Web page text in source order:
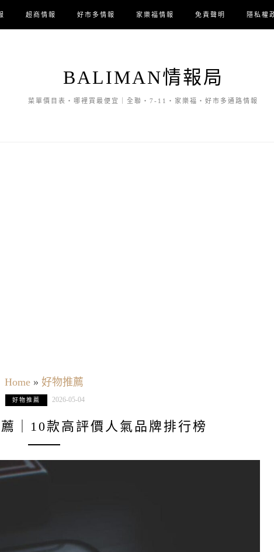
超商情報 好市多情報 家樂福情報 免責聲明 隱私權
BALIMAN情報局
菜單價目表・哪裡買最便宜｜全聯・7-11・家樂福・好市多通路情報
Home» 好物推薦
好物推薦 2026-05-04
｜10款高評價人氣品牌排行榜